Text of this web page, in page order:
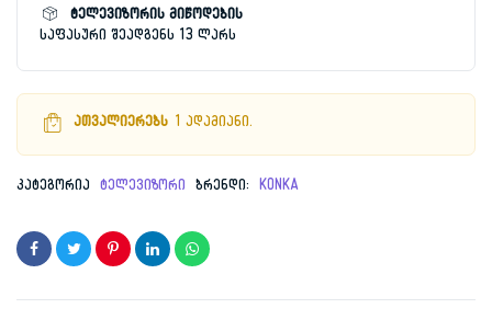
ტელევიზორის მიწოდების
საფასური შეადგენს 13 ლარს
ათვალიერებს 1 ადამიანი.
კატეგორია ტელევიზორი ბრენდი: KONKA